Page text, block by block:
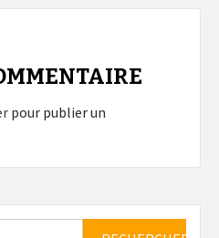
pour publier un